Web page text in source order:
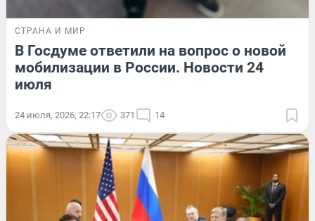
СТРАНА И МИР
В Госдуме ответили на вопрос о новой
мобилизации в России. Новости 24
июля
24 июля, 2026, 22:17 371 14